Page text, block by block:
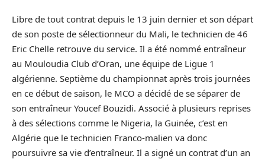
Libre de tout contrat depuis le 13 juin dernier et son départ
de son poste de sélectionneur du Mali, le technicien de 46
Eric Chelle retrouve du service. Il a été nommé entraîneur
au Mouloudia Club d’Oran, une équipe de Ligue 1
algérienne. Septième du championnat après trois journées
en ce début de saison, le MCO a décidé de se séparer de
son entraîneur Youcef Bouzidi. Associé à plusieurs reprises
à des sélections comme le Nigeria, la Guinée, c’est en
Algérie que le technicien Franco-malien va donc
poursuivre sa vie d’entraîneur. Il a signé un contrat d’un an